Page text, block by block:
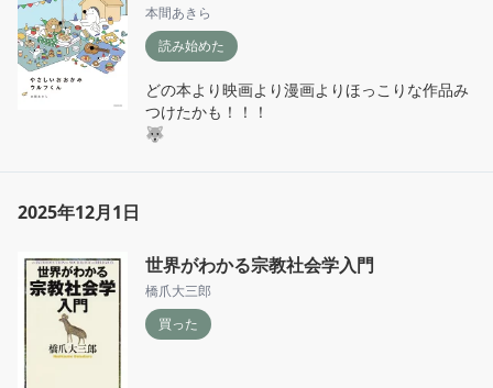
本間あきら
読み始めた
どの本より映画より漫画よりほっこりな作品み
つけたかも！！！
🐺
2025年12月1日
世界がわかる宗教社会学入門
橋爪大三郎
買った